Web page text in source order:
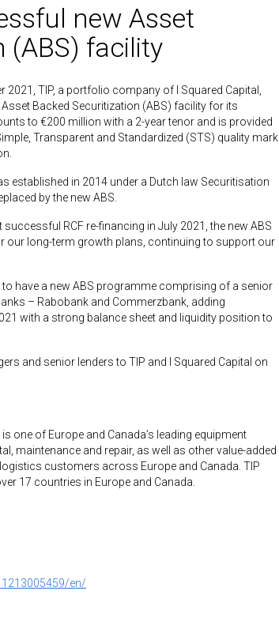
new Asset
(ABS) facility
2021, TIP, a portfolio company of I Squared Capital,
Backed Securitization (ABS) facility for its
to €200 million with a 2-year tenor and is provided
Transparent and Standardized (STS) quality mark
established in 2014 under a Dutch law Securitisation
by the new ABS.
RCF re-financing in July 2021, the new ABS
long-term growth plans, continuing to support our
to have a new ABS programme comprising of a senior
– Rabobank and Commerzbank, adding
with a strong balance sheet and liquidity position to
and senior lenders to TIP and I Squared Capital on
one of Europe and Canada’s leading equipment
maintenance and repair, as well as other value-added
customers across Europe and Canada. TIP
17 countries in Europe and Canada.
en/